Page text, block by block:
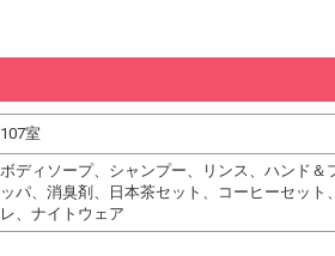
107室
ボディソープ、シャンプー、リンス、ハンド
ッパ、消臭剤、日本茶セット、コーヒーセッ
レ、ナイトウェア